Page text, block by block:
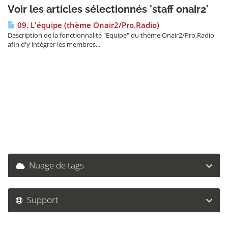
Voir les articles sélectionnés 'staff onair2'
09. L'équipe (thème Onair2/Pro.Radio)
Description de la fonctionnalité "Equipe" du thème Onair2/Pro.Radio
afin d'y intégrer les membres...
Nuage de tags
Support